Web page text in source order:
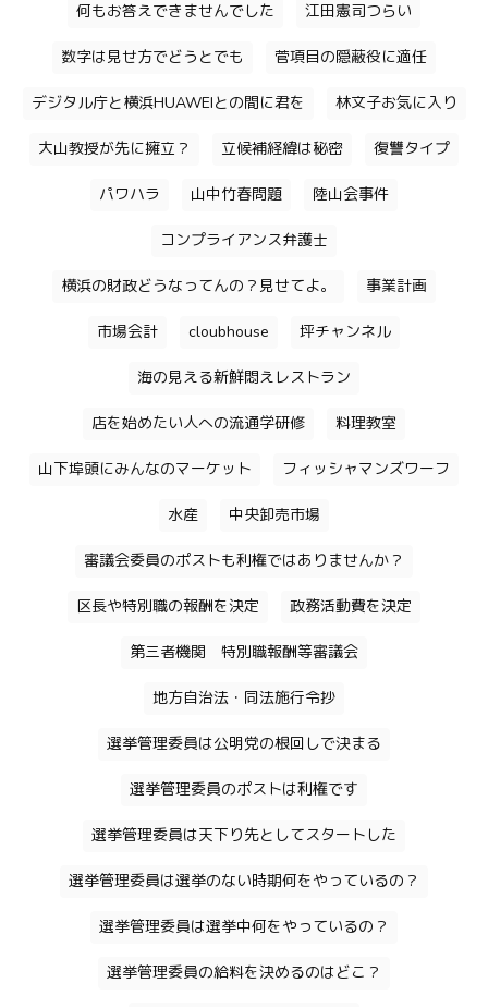
何もお答えできませんでした 江田憲司つらい
数字は見せ方でどうとでも 菅項目の隠蔽役に適任
デジタル庁と横浜HUAWEIとの間に君を 林文子お気に入り
大山教授が先に擁立？ 立候補経緯は秘密 復讐タイプ
パワハラ 山中竹春問題 陸山会事件
コンプライアンス弁護士
横浜の財政どうなってんの？見せてよ。 事業計画
市場会計 cloubhouse 坪チャンネル
海の見える新鮮悶えレストラン
店を始めたい人への流通学研修 料理教室
山下埠頭にみんなのマーケット フィッシャマンズワーフ
水産 中央卸売市場
審議会委員のポストも利権ではありませんか？
区長や特別職の報酬を決定 政務活動費を決定
第三者機関 特別職報酬等審議会
地方自治法・同法施行令抄
選挙管理委員は公明党の根回しで決まる
選挙管理委員のポストは利権です
選挙管理委員は天下り先としてスタートした
選挙管理委員は選挙のない時期何をやっているの？
選挙管理委員は選挙中何をやっているの？
選挙管理委員の給料を決めるのはどこ？